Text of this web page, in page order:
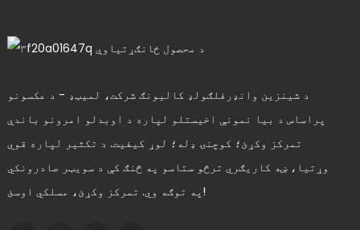
د شینزین وانډرفلګولډ کالیونګ شرکت، لمیټډ - د عکسونو
پراساس د بیا نمونې اخیستلو لپاره د اوبدلو امرونو باندې
تمرکز وکړئ؛ کوچنۍ ډله؛ لوړ کیفیت. د تکثیر لپاره قوي
وړتیا، ښه کاریګري ترڅو ستاسو په څنګ کې د سویټر صادرونکي
په توګه وي. تمرکز وکړئ، مسلکي اوسئ!